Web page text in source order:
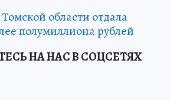
области отдала
полумиллиона рублей
НА НАС В СОЦСЕТЯХ